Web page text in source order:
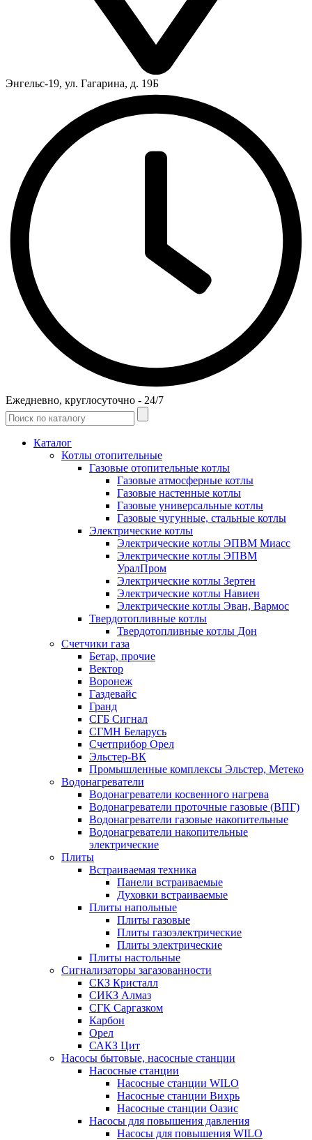
Энгельс-19, ул. Гагарина, д. 19Б
Ежедневно, круглосуточно - 24/7
Каталог
Котлы отопительные
Газовые отопительные котлы
Газовые атмосферные котлы
Газовые настенные котлы
Газовые универсальные котлы
Газовые чугунные, стальные котлы
Электрические котлы
Электрические котлы ЭПВМ Миасс
Электрические котлы ЭПВМ
УралПром
Электрические котлы Зертен
Электрические котлы Навиен
Электрические котлы Эван, Вармос
Твердотопливные котлы
Твердотопливные котлы Дон
Счетчики газа
Бетар, прочие
Вектор
Воронеж
Газдевайс
Гранд
СГБ Сигнал
СГМН Беларусь
Счетприбор Орел
Эльстер-ВК
Промышленные комплексы Эльстер, Метеко
Водонагреватели
Водонагреватели косвенного нагрева
Водонагреватели проточные газовые (ВПГ)
Водонагреватели газовые накопительные
Водонагреватели накопительные
электрические
Плиты
Встраиваемая техника
Панели встраиваемые
Духовки встраиваемые
Плиты напольные
Плиты газовые
Плиты газоэлектрические
Плиты электрические
Плиты настольные
Сигнализаторы загазованности
СКЗ Кристалл
СИКЗ Алмаз
СГК Саргазком
Карбон
Орел
САКЗ Цит
Насосы бытовые, насосные станции
Насосные станции
Насосные станции WILO
Насосные станции Вихрь
Насосные станции Оазис
Насосы для повышения давления
Насосы для повышения WILO